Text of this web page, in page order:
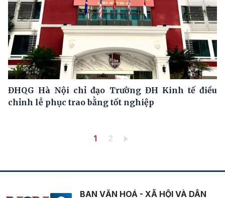
ĐHQG Hà Nội chỉ đạo Trường ĐH Kinh tế điều
chỉnh lễ phục trao bằng tốt nghiệp
Trang hiện thời
1 Trang
2
BAN VĂN HOÁ - XÃ HỘI VÀ DÂN